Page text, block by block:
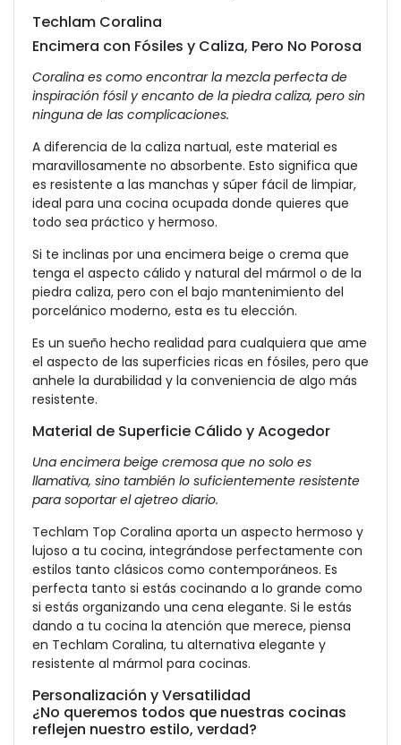
Techlam Coralina
Encimera con Fósiles y Caliza, Pero No Porosa
Coralina es como encontrar la mezcla perfecta de
inspiración fósil y encanto de la piedra caliza, pero sin
ninguna de las complicaciones.
A diferencia de la caliza nartual, este material es
maravillosamente no absorbente. Esto significa que
es resistente a las manchas y súper fácil de limpiar,
ideal para una cocina ocupada donde quieres que
todo sea práctico y hermoso.
Si te inclinas por una encimera beige o crema que
tenga el aspecto cálido y natural del mármol o de la
piedra caliza, pero con el bajo mantenimiento del
porcelánico moderno, esta es tu elección.
Es un sueño hecho realidad para cualquiera que ame
el aspecto de las superficies ricas en fósiles, pero que
anhele la durabilidad y la conveniencia de algo más
resistente.
Material de Superficie Cálido y Acogedor
Una encimera beige cremosa que no solo es
llamativa, sino también lo suficientemente resistente
para soportar el ajetreo diario.
Techlam Top Coralina aporta un aspecto hermoso y
lujoso a tu cocina, integrándose perfectamente con
estilos tanto clásicos como contemporáneos. Es
perfecta tanto si estás cocinando a lo grande como
si estás organizando una cena elegante. Si le estás
dando a tu cocina la atención que merece, piensa
en Techlam Coralina, tu alternativa elegante y
resistente al mármol para cocinas.
Personalización y Versatilidad
¿No queremos todos que nuestras cocinas
reflejen nuestro estilo, verdad?